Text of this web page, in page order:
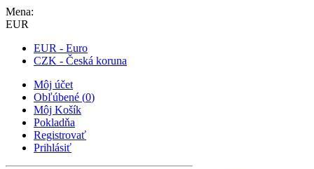
Mena:
EUR
EUR - Euro
CZK - Česká koruna
Môj účet
Obľúbené (0)
Môj Košík
Pokladňa
Registrovať
Prihlásiť